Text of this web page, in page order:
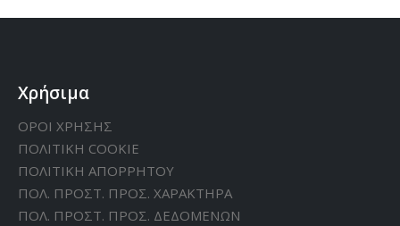
Χρήσιμα
ΟΡΟΙ ΧΡΗΣΗΣ
ΠΟΛΙΤΙΚΗ CΟΟΚΙΕ
ΠΟΛΙΤΙΚΗ ΑΠΟΡΡΗΤΟΥ
ΠΟΛ. ΠΡΟΣΤ. ΠΡΟΣ. ΧΑΡΑΚΤΗΡΑ
ΠΟΛ. ΠΡΟΣΤ. ΠΡΟΣ. ΔΕΔΟΜΕΝΩΝ